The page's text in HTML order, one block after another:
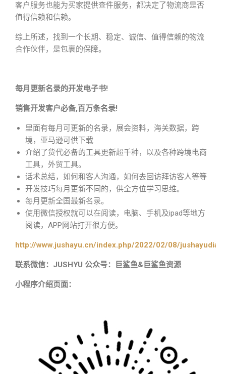
客户服务也能为买家提供查件服务，都决定了物流商是否
值得信赖和信赖。
综上所述，找到一个长期、稳定、诚信、值得信赖的物流
合作伙伴，是包裹的保障。
每月更新名录的开发电子书!
销售开发客户必备,百万条名录!
里面有每月可更新的名录，展会资料，海关数据，跨
境，亚马逊可供下载
介绍了货代必备的工具更新超千种，以及各种跨境电商
工具，外贸工具。
话术总结，如何和客人沟通，如何去回访拜访客人等等
开发技巧每月更新不同的，供全方位学习思维。
每月更新全国最新名录。
使用微信授权就可以在阅读，电脑、手机及ipad等地方
阅读，APP网站打开很方便。
http://www.jushayu.cn/index.php/2022/02/08/
联系微信：JUSHYU 公众号：巨鲨鱼&巨鲨鱼资源
小程序介绍页面：